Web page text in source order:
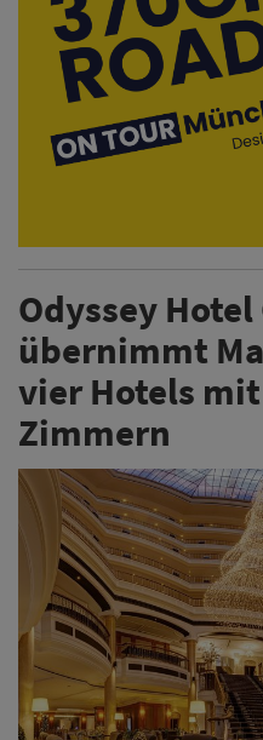
Odyssey
übernimmt
vier Hotels
Zimmern